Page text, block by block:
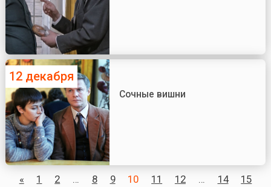
12 декабря
Сочные вишни
« 1 2 … 8 9 10 11 12 … 14
15